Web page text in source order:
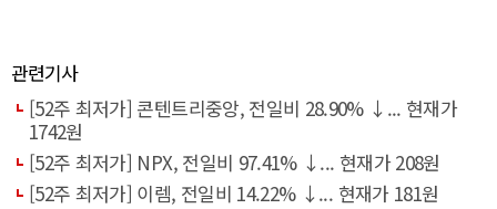
관련기사
[52주 최저가] 콘텐트리중앙, 전일비 28.90% ↓... 현재가
1742원
[52주 최저가] NPX, 전일비 97.41% ↓... 현재가 208원
[52주 최저가] 이렘, 전일비 14.22% ↓... 현재가 181원